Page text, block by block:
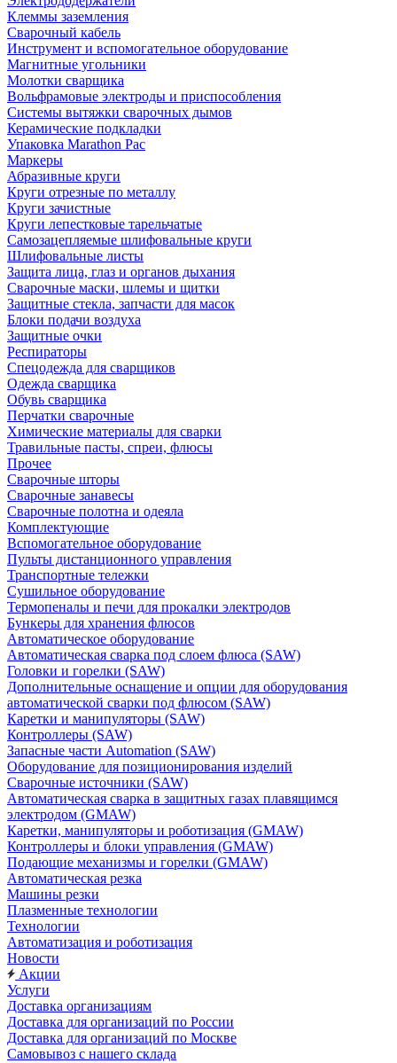
Клеммы заземления
Сварочный кабель
Инструмент и вспомогательное оборудование
Магнитные угольники
Молотки сварщика
Вольфрамовые электроды и приспособления
Системы вытяжки сварочных дымов
Керамические подкладки
Упаковка Marathon Pac
Маркеры
Абразивные круги
Круги отрезные по металлу
Круги зачистные
Круги лепестковые тарельчатые
Самозацепляемые шлифовальные круги
Шлифовальные листы
Защита лица, глаз и органов дыхания
Сварочные маски, шлемы и щитки
Защитные стекла, запчасти для масок
Блоки подачи воздуха
Защитные очки
Респираторы
Спецодежда для сварщиков
Одежда сварщика
Обувь сварщика
Перчатки сварочные
Химические материалы для сварки
Травильные пасты, спреи, флюсы
Прочее
Сварочные шторы
Сварочные занавесы
Сварочные полотна и одеяла
Комплектующие
Вспомогательное оборудование
Пульты дистанционного управления
Транспортные тележки
Сушильное оборудование
Термопеналы и печи для прокалки электродов
Бункеры для хранения флюсов
Автоматическое оборудование
Автоматическая сварка под слоем флюса (SAW)
Головки и горелки (SAW)
Дополнительные оснащение и опции для оборудования
автоматической сварки под флюсом (SAW)
Каретки и манипуляторы (SAW)
Контроллеры (SAW)
Запасные части Automation (SAW)
Оборудование для позиционирования изделий
Сварочные источники (SAW)
Автоматическая сварка в защитных газах плавящимся
электродом (GMAW)
Каретки, манипуляторы и роботизация (GMAW)
Контроллеры и блоки управления (GMAW)
Подающие механизмы и горелки (GMAW)
Автоматическая резка
Машины резки
Плазменные технологии
Технологии
Автоматизация и роботизация
Новости
Акции
Услуги
Доставка организациям
Доставка для организаций по России
Доставка для организаций по Москве
Самовывоз с нашего склада